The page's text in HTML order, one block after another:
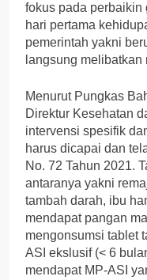
fokus pada perbaikin
hari pertama
pemerintah yakni
langsung melibatkan
Menurut Pungkas
Direktur Kesehatan
intervensi spesifik
harus dicapai dan
No. 72 Tahun 2021.
antaranya yakni
tambah darah, ibu
mendapat pangan
mengonsumsi tablet
ASI ekslusif (< 6
mendapat MP-ASI